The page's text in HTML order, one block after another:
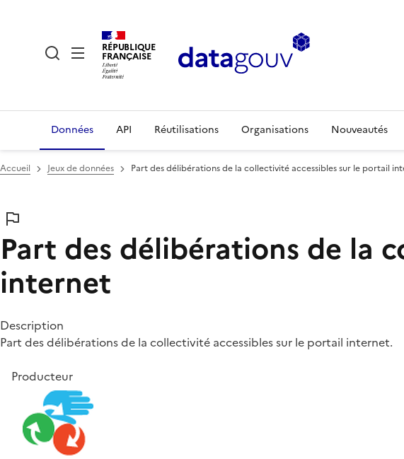
RÉPUBLIQUE
FRANÇAISE
Données API Réutilisations Organisations Nouveautés
Accueil Jeux de données Part des délibérations de la collectivité accessibles sur le portail
Part des délibérations de la
internet
Description
Part des délibérations de la collectivité accessibles sur le portail internet.
Producteur